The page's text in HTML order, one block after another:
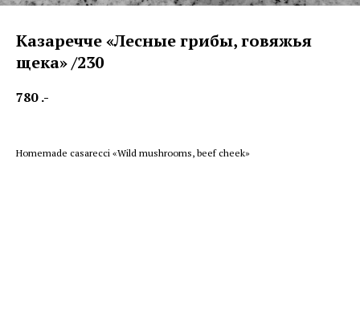
Казаречче «Лесные грибы, говяжья
щека» /230
780 .-
Homemade casarecci «Wild mushrooms, beef cheek»